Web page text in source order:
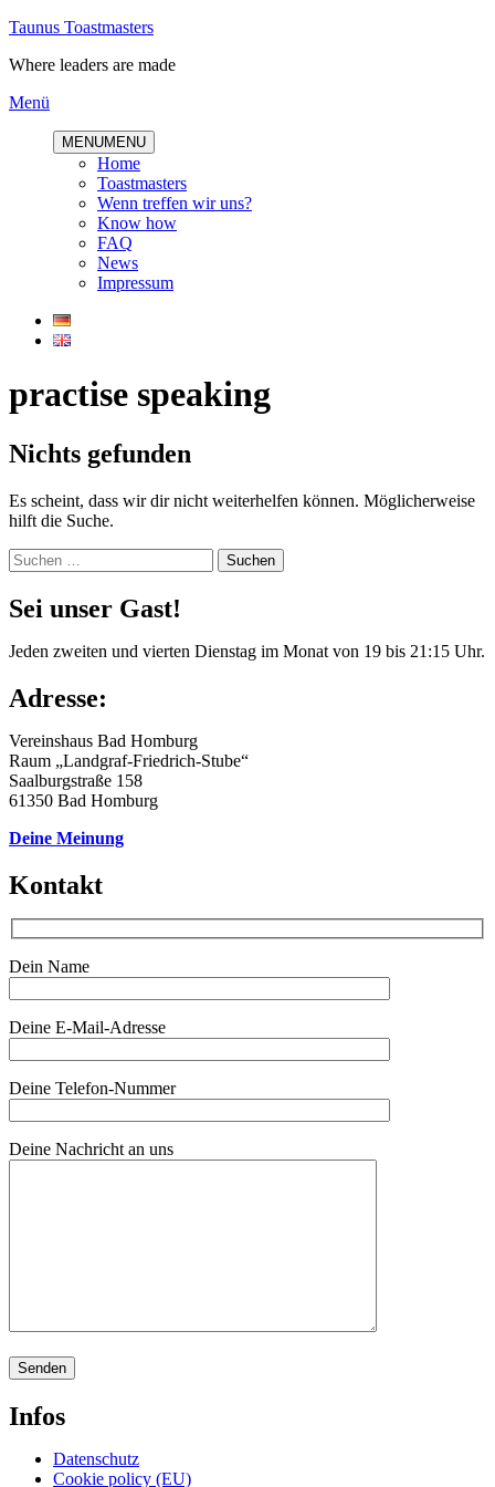
Direkt
Inhalt
Taunus Toastmasters
Where leaders are made
Menü
MENUMENU
Home
Toastmasters
Wenn treffen wir uns?
Know how
FAQ
News
Impressum
practise speaking
Nichts gefunden
Es scheint, dass wir dir nicht weiterhelfen können. Möglicherweise
hilft die Suche.
Suchen
nach:
Sei unser Gast!
Jeden zweiten und vierten Dienstag im Monat von 19 bis 21:15 Uhr.
Adresse:
Vereinshaus Bad Homburg
Raum „Landgraf-Friedrich-Stube“
Saalburgstraße 158
61350 Bad Homburg
Deine Meinung
Kontakt
Dein Name
Deine E-Mail-Adresse
Deine Telefon-Nummer
Deine Nachricht an uns
Infos
Datenschutz
Cookie policy (EU)